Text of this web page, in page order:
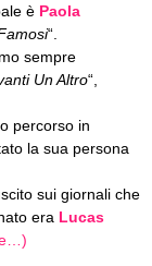
è Paola
“.
sempre
Un Altro“,
percorso in
la sua persona
sui giornali che
era Lucas